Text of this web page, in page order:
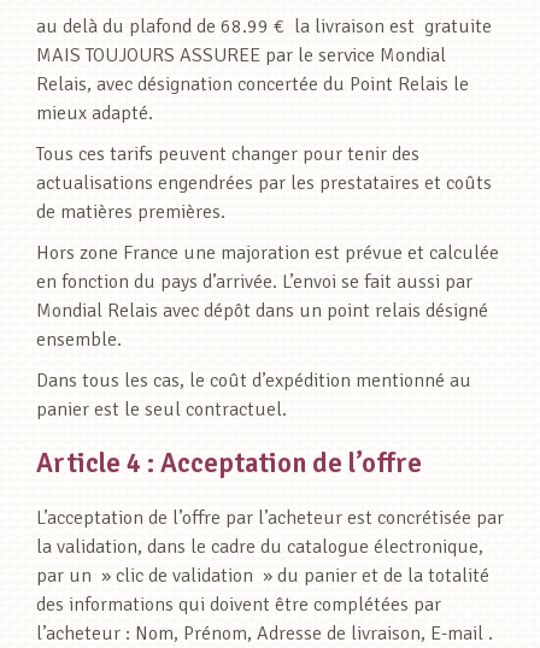
au delà du plafond de 68.99 € la livraison est gratuite
MAIS TOUJOURS ASSUREE par le service Mondial
Relais, avec désignation concertée du Point Relais le
mieux adapté.
Tous ces tarifs peuvent changer pour tenir des
actualisations engendrées par les prestataires et coûts
de matières premières.
Hors zone France une majoration est prévue et calculée
en fonction du pays d’arrivée. L’envoi se fait aussi par
Mondial Relais avec dépôt dans un point relais désigné
ensemble.
Dans tous les cas, le coût d’expédition mentionné au
panier est le seul contractuel.
Article 4 : Acceptation de l’offre
L’acceptation de l’offre par l’acheteur est concrétisée par
la validation, dans le cadre du catalogue électronique,
par un » clic de validation » du panier et de la totalité
des informations qui doivent être complétées par
l’acheteur : Nom, Prénom, Adresse de livraison, E-mail .